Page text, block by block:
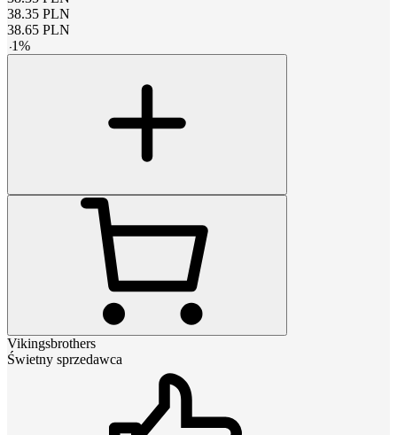
38.35 PLN
38.65 PLN
-1%
Vikingsbrothers
Świetny sprzedawca